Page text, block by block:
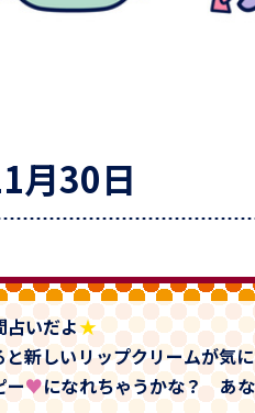
月30日
占いだよ★
新しいリップクリームが気
ー♥になれちゃうかな？ あ